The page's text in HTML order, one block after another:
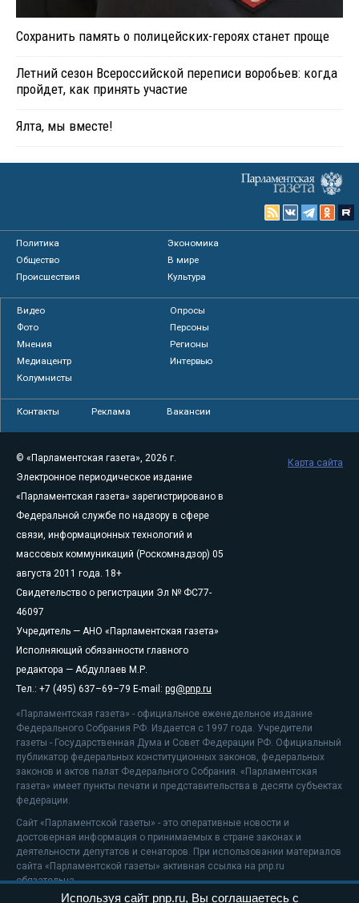
Сохранить память о полицейских-героях станет проще
Летний сезон Всероссийской переписи воробьев: когда
пройдет, как принять участие
Ялта, мы вместе!
Политика
Экономика
Общество
В мире
Происшествия
Культура
Видео
Опросы
Фото
Персоны
Мнения
Регионы
Медиацентр
Интервью
Колумнисты
Контакты Реклама Вакансии
© «Парламентская газета», 2026 г.
Электронное периодическое издание
«Парламентская газета» зарегистрировано в
Федеральной службе по надзору в сфере
связи, информационных технологий и
массовых коммуникаций (Роскомнадзор) 05
августа 2011 года. 18+
Свидетельство о регистрации Эл № ФС77-
46097
Учредитель — АНО «Парламентская газета»
Исполняющий обязанности главного
редактора — Абдуллаев М.Р.
Тел.: +7 (495) 637–69–79 E-mail: pg@pnp.ru
«Парламентская газета» - официальное еженедельное издание
Федерального Собрания РФ. Издается с 1997 года. Учредители
газеты - Государственная Дума и Совет Федерации РФ. Официальный
публикатор федеральных конституционных законов, федеральных
законов и актов палат Федерального Собрания. «Парламентская
газета» имеет пункты печати и представительства в десяти субъектах
федерации.
Сайт «Парламентской газеты» - это оперативные новости и
достоверная информация о принимаемых в стране законах и
деятельности депутатов и сенаторов. При использовании материалов
сайта «Парламентской газеты» активная ссылка на pnp.ru
обязательна.
Карта сайта
Используя сайт pnp.ru, Вы соглашаетесь с